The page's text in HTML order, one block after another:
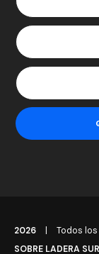
2026
Todos
SOBRE LADERA SUR